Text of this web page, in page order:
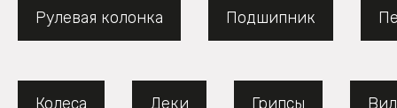
Рулевая колонка Подшипник
Колеса Деки Грипсы